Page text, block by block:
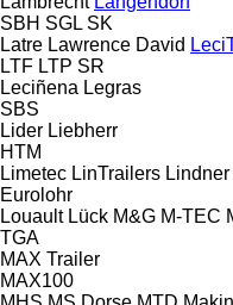
SBH SGL SK
Latre Lawrence David
LTF LTP SR
Leciñena Legras
SBS
Lider Liebherr
HTM
Limetec LinTrailers
Eurolohr
Louault Lück M&G M-TEC
TGA
MAX Trailer
MAX100